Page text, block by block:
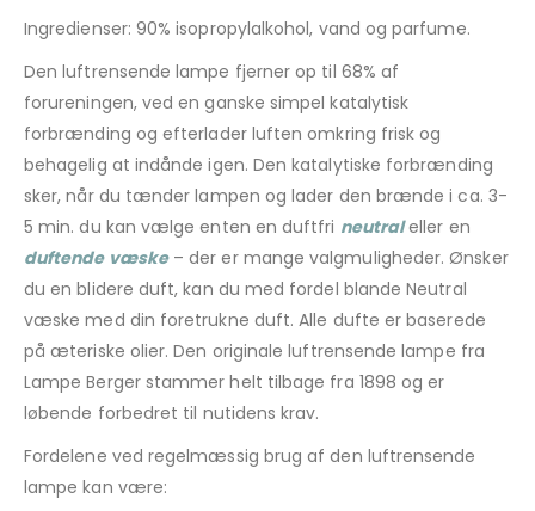
Ingredienser: 90% isopropylalkohol, vand og parfume.
Den luftrensende lampe fjerner op til 68% af
forureningen, ved en ganske simpel katalytisk
forbrænding og efterlader luften omkring frisk og
behagelig at indånde igen. Den katalytiske forbrænding
sker, når du tænder lampen og lader den brænde i ca. 3-
5 min. du kan vælge enten en duftfri neutraleller en
duftende væske– der er mange valgmuligheder. Ønsker
du en blidere duft, kan du med fordel blande Neutral
væske med din foretrukne duft. Alle dufte er baserede
på æteriske olier. Den originale luftrensende lampe fra
Lampe Berger stammer helt tilbage fra 1898 og er
løbende forbedret til nutidens krav.
Fordelene ved regelmæssig brug af den luftrensende
lampe kan være: